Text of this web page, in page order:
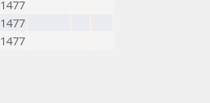
1477
1477
1477